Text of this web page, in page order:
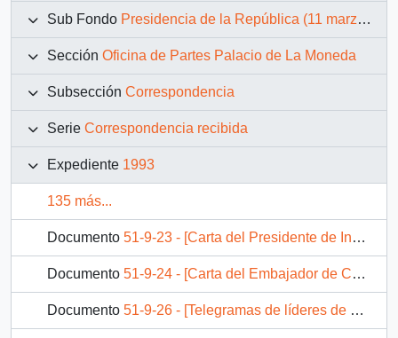
Sub Fondo Presidencia de la República (11 marzo 1990 – 11 marzo 1994)
Sección Oficina de Partes Palacio de La Moneda
Subsección Correspondencia
Serie Correspondencia recibida
Expediente 1993
135 más...
Documento 51-9-23 - [Carta del Presidente de India, Shankar Dayal Sharma al Presidente Patricio Aylwin]
Documento 51-9-24 - [Carta del Embajador de Chile en Venezuela, Aniceto Rodríguez al Presidente Patricio Aylwin]
Documento 51-9-26 - [Telegramas de líderes de Medio Oriente]